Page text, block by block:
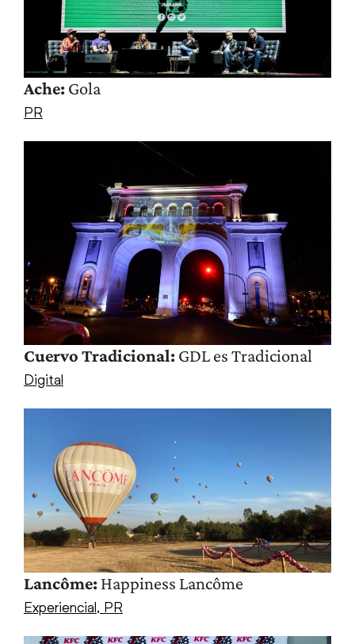
Ache:Gola
PR
Cuervo Tradicional:GDL es Tradicional
Digital
Lancôme:Happiness Lancôme
Experiencial, PR